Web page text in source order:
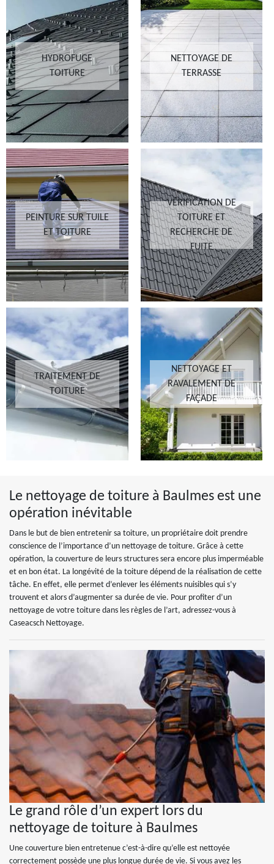
HYDROFUGE
TOITURE
NETTOYAGE DE
TERRASSE
PEINTURE SUR TUILE
ET TOITURE
VÉRIFICATION DE
TOITURE ET
RECHERCHE DE
FUITE
TRAITEMENT DE
TOITURE
NETTOYAGE ET
RAVALEMENT DE
FAÇADE
Le nettoyage de toiture à Baulmes est une
opération inévitable
Dans le but de bien entretenir sa toiture, un propriétaire doit prendre
conscience de l’importance d’un nettoyage de toiture. Grâce à cette
opération, la couverture de leurs structures sera encore plus imperméable
et en bon état. La longévité de la toiture dépend de la réalisation de cette
tâche. En effet, elle permet d’enlever les éléments nuisibles qui s’y
trouvent et alors d’augmenter sa durée de vie. Pour profiter d’un
nettoyage de votre toiture dans les règles de l’art, adressez-vous à
Caseacsch Nettoyage.
Le grand rôle d’un expert lors du
nettoyage de toiture à Baulmes
Une couverture bien entretenue c’est-à-dire qu’elle est nettoyée
correctement possède une plus longue durée de vie. Si vous avez les